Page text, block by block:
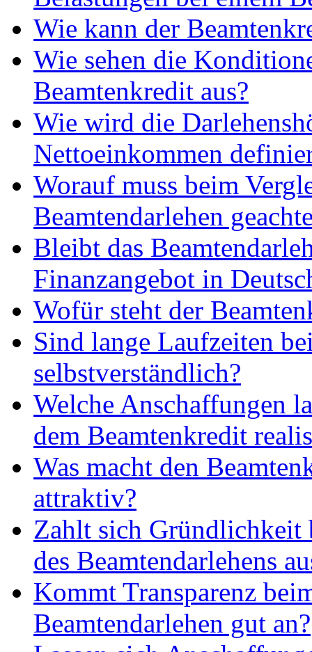
Wie kann der
Wie sehen die
Beamtenkredit aus?
Wie wird die
Nettoeinkommen
Worauf muss beim
Beamtendarlehen
Bleibt das
Finanzangebot in
Wofür steht der
Sind lange Laufzeiten
selbstverständlich?
Welche Anschaffungen
dem Beamtenkredit
Was macht den
attraktiv?
Zahlt sich Gründlichkeit
des Beamtendarlehens
Kommt Transparenz
Beamtendarlehen gut an?